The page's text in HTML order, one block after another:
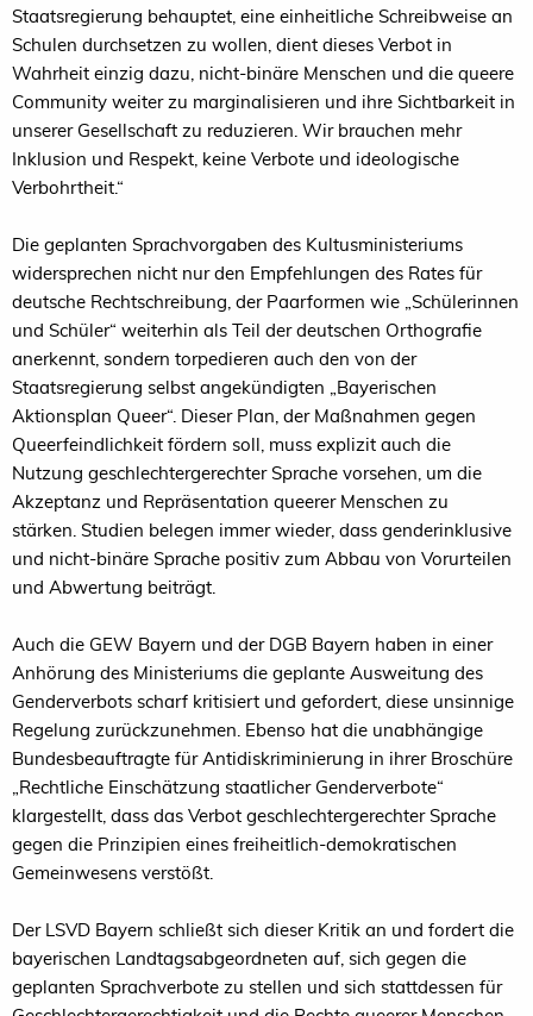
Staatsregierung behauptet, eine einheitliche Schreibweise an
Schulen durchsetzen zu wollen, dient dieses Verbot in
Wahrheit einzig dazu, nicht-binäre Menschen und die queere
Community weiter zu marginalisieren und ihre Sichtbarkeit in
unserer Gesellschaft zu reduzieren. Wir brauchen mehr
Inklusion und Respekt, keine Verbote und ideologische
Verbohrtheit.“
Die geplanten Sprachvorgaben des Kultusministeriums
widersprechen nicht nur den Empfehlungen des Rates für
deutsche Rechtschreibung, der Paarformen wie „Schülerinnen
und Schüler“ weiterhin als Teil der deutschen Orthografie
anerkennt, sondern torpedieren auch den von der
Staatsregierung selbst angekündigten „Bayerischen
Aktionsplan Queer“. Dieser Plan, der Maßnahmen gegen
Queerfeindlichkeit fördern soll, muss explizit auch die
Nutzung geschlechtergerechter Sprache vorsehen, um die
Akzeptanz und Repräsentation queerer Menschen zu
stärken. Studien belegen immer wieder, dass genderinklusive
und nicht-binäre Sprache positiv zum Abbau von Vorurteilen
und Abwertung beiträgt.
Auch die GEW Bayern und der DGB Bayern haben in einer
Anhörung des Ministeriums die geplante Ausweitung des
Genderverbots scharf kritisiert und gefordert, diese unsinnige
Regelung zurückzunehmen. Ebenso hat die unabhängige
Bundesbeauftragte für Antidiskriminierung in ihrer Broschüre
„Rechtliche Einschätzung staatlicher Genderverbote“
klargestellt, dass das Verbot geschlechtergerechter Sprache
gegen die Prinzipien eines freiheitlich-demokratischen
Gemeinwesens verstößt.
Der LSVD Bayern schließt sich dieser Kritik an und fordert die
bayerischen Landtagsabgeordneten auf, sich gegen die
geplanten Sprachverbote zu stellen und sich stattdessen für